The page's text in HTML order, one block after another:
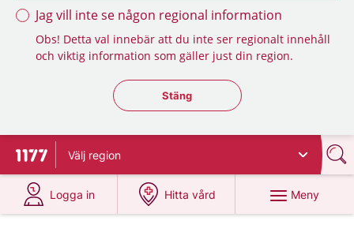
Jag vill inte se någon regional information
Obs! Detta val innebär att du inte ser regionalt innehåll
och viktig information som gäller just din region.
Stäng regionsväljaren
Stäng
Till startsidan för 1177
Välj region
Logga in
på 1177.se
Hitta vård
på 1177.se
Meny